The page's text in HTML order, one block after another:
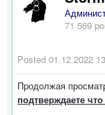
71 569
Posted 01.12.2022
Продолжая
подтверждаете